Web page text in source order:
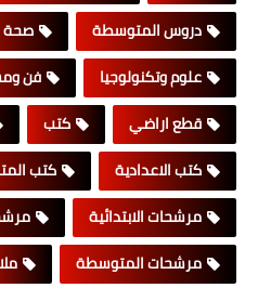
دروس المتوسطة
علوم وتكنولوجيا
فن
قطع اراضي
كتب
كتب الاعدادية
كتب
مرشحات الابتدائية
مرشحات المتوسطة